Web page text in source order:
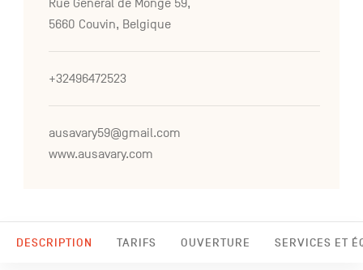
DESCRIPTION TARIFS OUVERTURE SERVICES ET
Rue Général de Monge 59,
5660 Couvin, Belgique
+32496472523
ausavary59@gmail.com
www.ausavary.com